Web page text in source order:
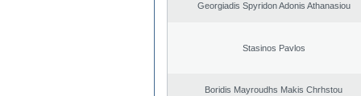
Georgiadis Spyridon Adonis Athanasiou
Stasinos Pavlos
Boridis Mayroudhs Makis Chrhstou